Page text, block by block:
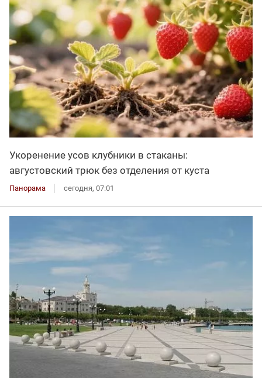
Укоренение усов клубники в стаканы:
августовский трюк без отделения от куста
Панорама сегодня, 07:01